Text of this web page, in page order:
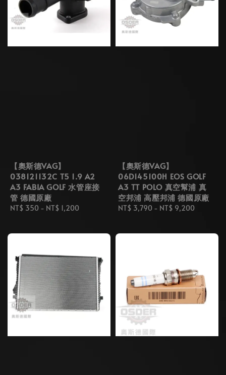
【奧斯德VAG】
038121132C T5 1.9 A2
A3 FABIA GOLF 水管座接
管 德國原廠
Regular
NT$ 350 - NT$ 1,200
【奧斯德VAG】
06D145100H EOS GOLF
A3 TT POLO 真空幫浦 真
空邦浦 高壓邦浦 德國原廠
Regular
NT$ 3,790 - NT$ 9,200